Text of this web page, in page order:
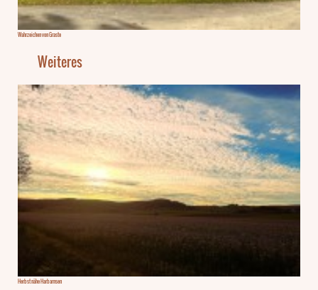
Wahrzeichen von Graste
Weiteres
Herbst nähe Harbarnsen